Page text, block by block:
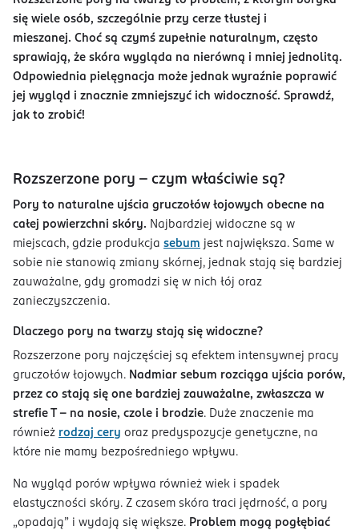
się wiele osób, szczególnie przy cerze tłustej i
mieszanej. Choć są czymś zupełnie naturalnym, często
sprawiają, że skóra wygląda na nierówną i mniej jednolitą.
Odpowiednia pielęgnacja może jednak wyraźnie poprawić
jej wygląd i znacznie zmniejszyć ich widoczność. Sprawdź,
jak to zrobić!
Rozszerzone pory – czym właściwie są?
Pory to naturalne ujścia gruczołów łojowych obecne na
całej powierzchni skóry. Najbardziej widoczne są w
miejscach, gdzie produkcja sebum jest największa. Same w
sobie nie stanowią zmiany skórnej, jednak stają się bardziej
zauważalne, gdy gromadzi się w nich łój oraz
zanieczyszczenia.
Dlaczego pory na twarzy stają się widoczne?
Rozszerzone pory najczęściej są efektem intensywnej pracy
gruczołów łojowych. Nadmiar sebum rozciąga ujścia porów,
przez co stają się one bardziej zauważalne, zwłaszcza w
strefie T – na nosie, czole i brodzie. Duże znaczenie ma
również rodzaj cery oraz predyspozycje genetyczne, na
które nie mamy bezpośredniego wpływu.
Na wygląd porów wpływa również wiek i spadek
elastyczności skóry. Z czasem skóra traci jędrność, a pory
„opadają” i wydają się większe. Problem mogą pogłębiać